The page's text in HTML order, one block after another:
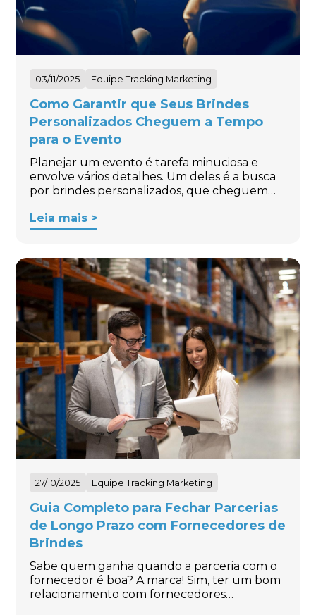
03/11/2025 Equipe Tracking Marketing
Como Garantir que Seus Brindes
Personalizados Cheguem a Tempo
para o Evento
Planejar um evento é tarefa minuciosa e
envolve vários detalhes. Um deles é a busca
por brindes personalizados, que cheguem…
Leia mais >
27/10/2025 Equipe Tracking Marketing
Guia Completo para Fechar Parcerias
de Longo Prazo com Fornecedores de
Brindes
Sabe quem ganha quando a parceria com o
fornecedor é boa? A marca! Sim, ter um bom
relacionamento com fornecedores…